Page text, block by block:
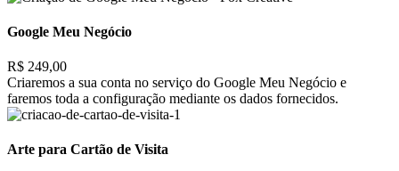
Google Meu Negócio
R$ 249,00
Criaremos a sua conta no serviço do Google Meu Negócio e
faremos toda a configuração mediante os dados fornecidos.
Arte para Cartão de Visita